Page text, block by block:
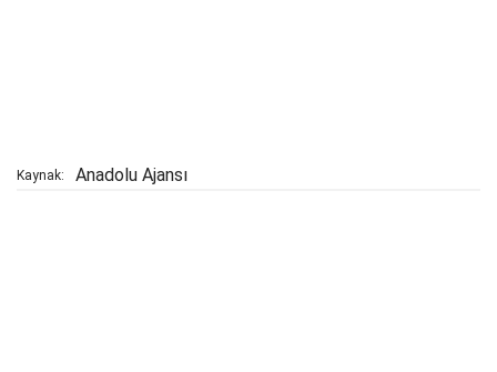
Kaynak: Anadolu Ajansı